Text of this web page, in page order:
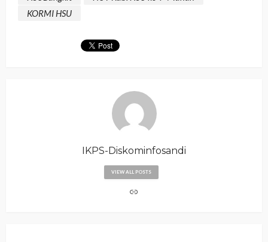
KORMI HSU
IKPS-Diskominfosandi
VIEW ALL POSTS